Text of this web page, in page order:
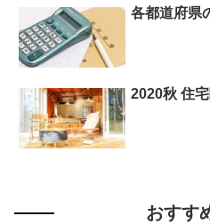
各都道府県
2020秋 住
おすす